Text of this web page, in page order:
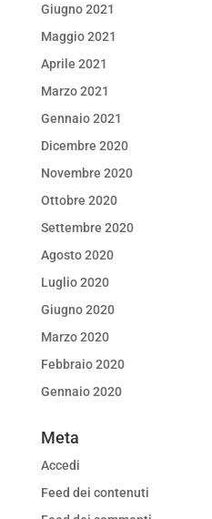
Giugno 2021
Maggio 2021
Aprile 2021
Marzo 2021
Gennaio 2021
Dicembre 2020
Novembre 2020
Ottobre 2020
Settembre 2020
Agosto 2020
Luglio 2020
Giugno 2020
Marzo 2020
Febbraio 2020
Gennaio 2020
Meta
Accedi
Feed dei contenuti